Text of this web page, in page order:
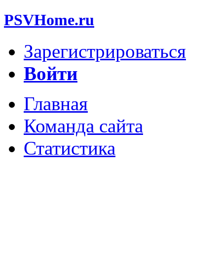
PSVHome.ru
Зарегистрироваться
Войти
Главная
Команда сайта
Статистика